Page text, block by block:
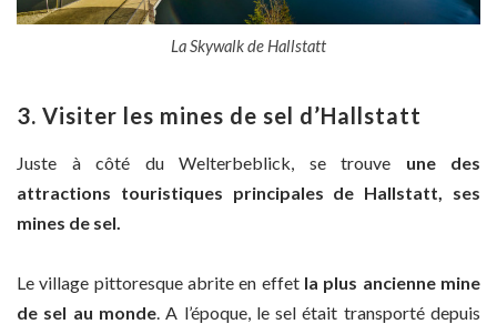
La Skywalk de Hallstatt
3. Visiter les mines de sel d’Hallstatt
Juste à côté du Welterbeblick, se trouve une des
attractions touristiques principales de Hallstatt, ses
mines de sel.
Le village pittoresque abrite en effet la plus ancienne mine
de sel au monde. A l’époque, le sel était transporté depuis